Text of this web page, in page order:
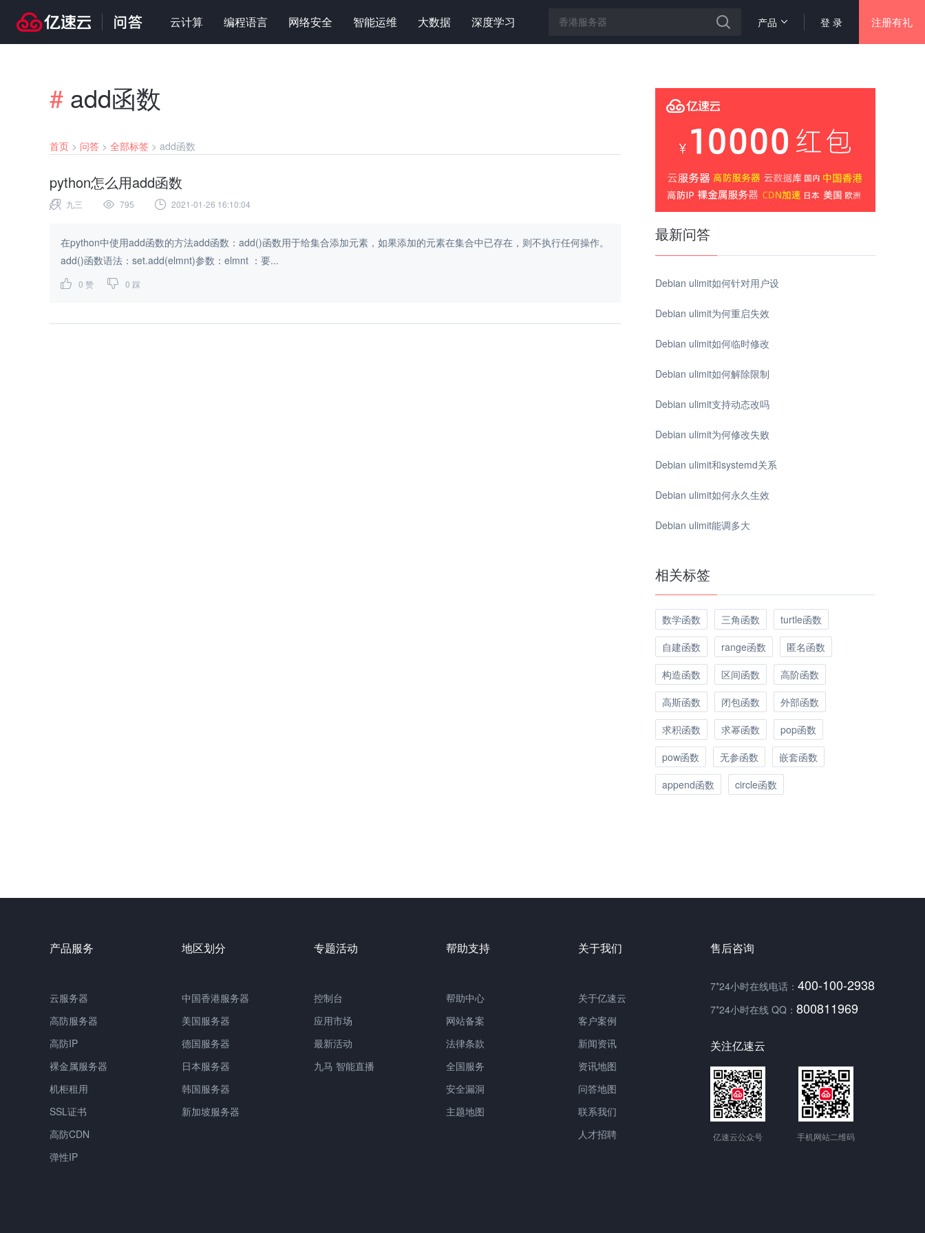
云计算 编程语言 网络安全 智能运维 大数据 深度学习 登 录 注册有礼
产品
# add函数
首页 > 问答 > 全部标签 > add函数
python怎么用add函数
九三 795 2021-01-26 16:10:04
在python中使用add函数的方法add函数：add()函数用于给集合添加元素，如果添加的元素在集合中已存在，则不执行任何操作。
add()函数语法：set.add(elmnt)参数：elmnt ：要...
0 赞 0 踩
最新问答
Debian ulimit如何针对用户设
Debian ulimit为何重启失效
Debian ulimit如何临时修改
Debian ulimit如何解除限制
Debian ulimit支持动态改吗
Debian ulimit为何修改失败
Debian ulimit和systemd关系
Debian ulimit如何永久生效
Debian ulimit能调多大
相关标签
数学函数 三角函数
turtle函数
自建函数
range函数
匿名函数
构造函数
区间函数
高阶函数
高斯函数
闭包函数
外部函数
求积函数
求幂函数
pop函数
pow函数
无参函数
嵌套函数
append函数
circle函数
产品服务
云服务器
高防服务器
高防IP
裸金属服务器
机柜租用
SSL证书
高防CDN
弹性IP
地区划分
中国香港服务器
美国服务器
德国服务器
日本服务器
韩国服务器
新加坡服务器
专题活动
控制台
应用市场
最新活动
九马 智能直播
帮助支持
帮助中心
网站备案
法律条款
全国服务
安全漏洞
主题地图
关于我们
关于亿速云
客户案例
新闻资讯
资讯地图
问答地图
联系我们
人才招聘
售后咨询
7*24小时在线电话： 400-100-2938
7*24小时在线 QQ： 800811969
关注亿速云
亿速云公众号 手机网站二维码